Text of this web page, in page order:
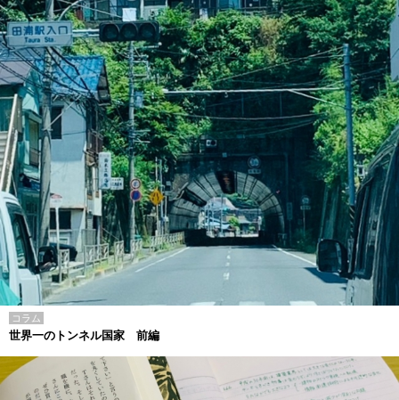
コラム
世界一のトンネル国家 前編